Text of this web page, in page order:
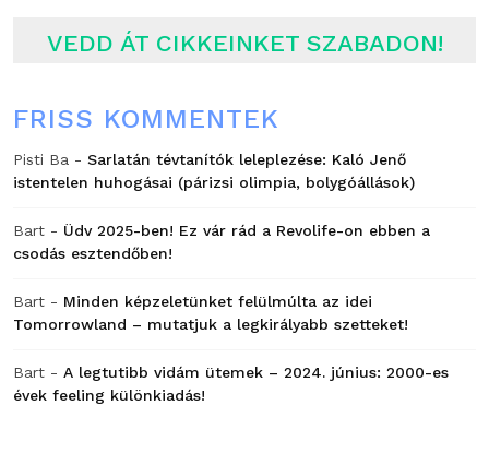
VEDD ÁT CIKKEINKET SZABADON!
FRISS KOMMENTEK
Pisti Ba - Sarlatán tévtanítók leleplezése: Kaló Jenő
istentelen huhogásai (párizsi olimpia, bolygóállások)
Bart - Üdv 2025-ben! Ez vár rád a Revolife-on ebben a
csodás esztendőben!
Bart - Minden képzeletünket felülmúlta az idei
Tomorrowland – mutatjuk a legkirályabb szetteket!
Bart - A legtutibb vidám ütemek – 2024. június: 2000-es
évek feeling különkiadás!